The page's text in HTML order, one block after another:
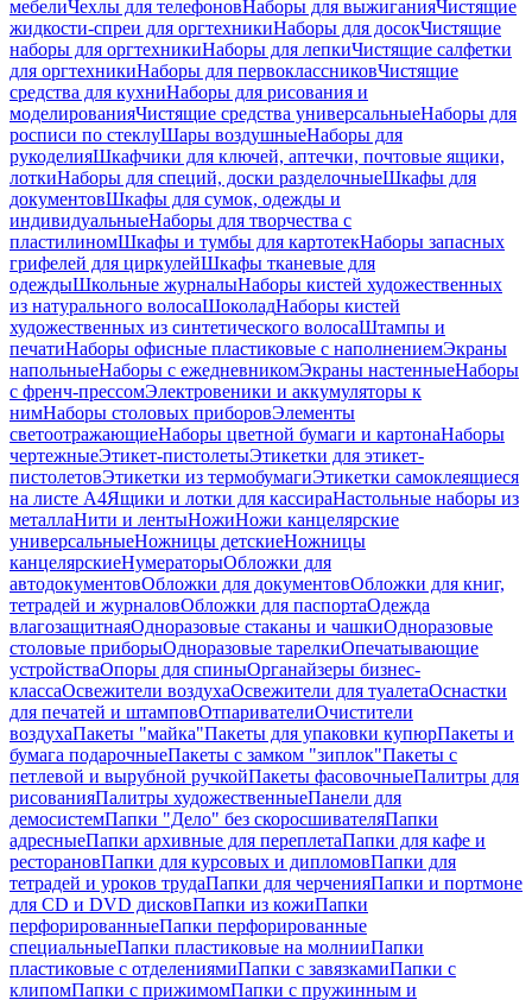
мебелиЧехлы для телефоновНаборы для выжиганияЧистящие
жидкости-спреи для оргтехникиНаборы для досокЧистящие
наборы для оргтехникиНаборы для лепкиЧистящие салфетки
для оргтехникиНаборы для первоклассниковЧистящие
средства для кухниНаборы для рисования и
моделированияЧистящие средства универсальныеНаборы для
росписи по стеклуШары воздушныеНаборы для
рукоделияШкафчики для ключей, аптечки, почтовые ящики,
лоткиНаборы для специй, доски разделочныеШкафы для
документовШкафы для сумок, одежды и
индивидуальныеНаборы для творчества с
пластилиномШкафы и тумбы для картотекНаборы запасных
грифелей для циркулейШкафы тканевые для
одеждыШкольные журналыНаборы кистей художественных
из натурального волосаШоколадНаборы кистей
художественных из синтетического волосаШтампы и
печатиНаборы офисные пластиковые с наполнениемЭкраны
напольныеНаборы с ежедневникомЭкраны настенныеНаборы
с френч-прессомЭлектровеники и аккумуляторы к
нимНаборы столовых приборовЭлементы
светоотражающиеНаборы цветной бумаги и картонаНаборы
чертежныеЭтикет-пистолетыЭтикетки для этикет-
пистолетовЭтикетки из термобумагиЭтикетки самоклеящиеся
на листе А4Ящики и лотки для кассираНастольные наборы из
металлаНити и лентыНожиНожи канцелярские
универсальныеНожницы детскиеНожницы
канцелярскиеНумераторыОбложки для
автодокументовОбложки для документовОбложки для книг,
тетрадей и журналовОбложки для паспортаОдежда
влагозащитнаяОдноразовые стаканы и чашкиОдноразовые
столовые приборыОдноразовые тарелкиОпечатывающие
устройстваОпоры для спиныОрганайзеры бизнес-
классаОсвежители воздухаОсвежители для туалетаОснастки
для печатей и штамповОтпаривателиОчистители
воздухаПакеты "майка"Пакеты для упаковки купюрПакеты и
бумага подарочныеПакеты с замком "зиплок"Пакеты с
петлевой и вырубной ручкойПакеты фасовочныеПалитры для
рисованияПалитры художественныеПанели для
демосистемПапки "Дело" без скоросшивателяПапки
адресныеПапки архивные для переплетаПапки для кафе и
ресторановПапки для курсовых и дипломовПапки для
тетрадей и уроков трудаПапки для черченияПапки и портмоне
для CD и DVD дисковПапки из кожиПапки
перфорированныеПапки перфорированные
специальныеПапки пластиковые на молнииПапки
пластиковые с отделениямиПапки с завязкамиПапки с
клипомПапки с прижимомПапки с пружинным и